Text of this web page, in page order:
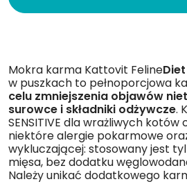
Mokra karma Kattovit Feline
w puszkach to pełnoporcjowa
celu zmniejszenia objawów
surowce i składniki odżywcze.
SENSITIVE dla wrażliwych
niektóre alergie pokarmowe
wykluczającej: stosowany jest
mięsa, bez dodatku
Należy unikać dodatkowego